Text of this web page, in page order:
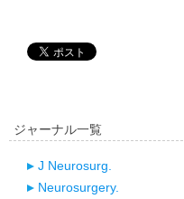
ジャーナル一覧
J Neurosurg.
Neurosurgery.